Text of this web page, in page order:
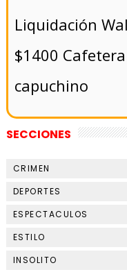
Liquidación
$1400
capuchino
SECCIONES
CRIMEN
DEPORTES
ESPECTACULOS
ESTILO
INSOLITO